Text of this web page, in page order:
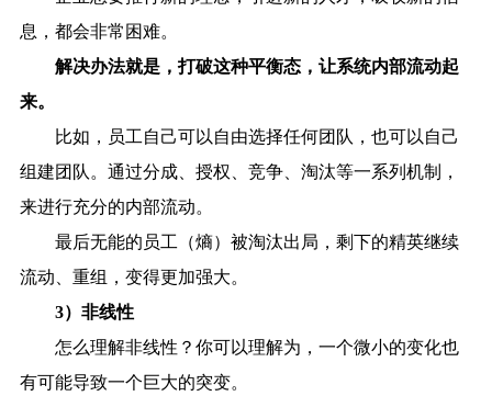
息，都会非常困难。
解决办法就是，打破这种平衡态，让系统内部流动起
来。
比如，员工自己可以自由选择任何团队，也可以自己
组建团队。通过分成、授权、竞争、淘汰等一系列机制，
来进行充分的内部流动。
最后无能的员工（熵）被淘汰出局，剩下的精英继续
流动、重组，变得更加强大。
3）非线性
怎么理解非线性？你可以理解为，一个微小的变化也
有可能导致一个巨大的突变。